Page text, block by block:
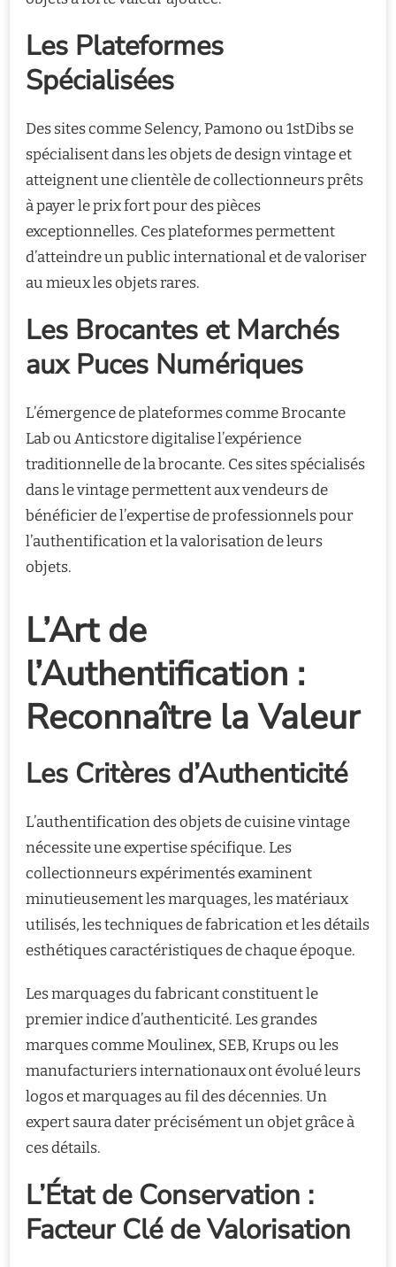
Les Plateformes
Spécialisées
Des sites comme Selency, Pamono ou 1stDibs se
spécialisent dans les objets de design vintage et
atteignent une clientèle de collectionneurs prêts
à payer le prix fort pour des pièces
exceptionnelles. Ces plateformes permettent
d’atteindre un public international et de valoriser
au mieux les objets rares.
Les Brocantes et Marchés
aux Puces Numériques
L’émergence de plateformes comme Brocante
Lab ou Anticstore digitalise l’expérience
traditionnelle de la brocante. Ces sites spécialisés
dans le vintage permettent aux vendeurs de
bénéficier de l’expertise de professionnels pour
l’authentification et la valorisation de leurs
objets.
L’Art de
l’Authentification :
Reconnaître la Valeur
Les Critères d’Authenticité
L’authentification des objets de cuisine vintage
nécessite une expertise spécifique. Les
collectionneurs expérimentés examinent
minutieusement les marquages, les matériaux
utilisés, les techniques de fabrication et les détails
esthétiques caractéristiques de chaque époque.
Les marquages du fabricant constituent le
premier indice d’authenticité. Les grandes
marques comme Moulinex, SEB, Krups ou les
manufacturiers internationaux ont évolué leurs
logos et marquages au fil des décennies. Un
expert saura dater précisément un objet grâce à
ces détails.
L’État de Conservation :
Facteur Clé de Valorisation